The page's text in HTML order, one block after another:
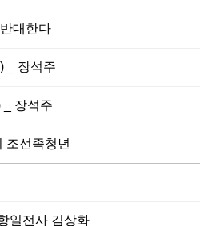
대한다
_ 장석주
_ 장석주
조선족청년
일전사 김상화